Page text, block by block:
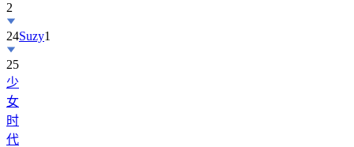
2
24Suzy1
25
少
女
时
代